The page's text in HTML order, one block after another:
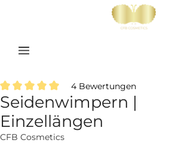
Durchschnittliche Bewertung von 5 von
4 Bewertungen
Seidenwimpern |
Einzellängen
CFB Cosmetics